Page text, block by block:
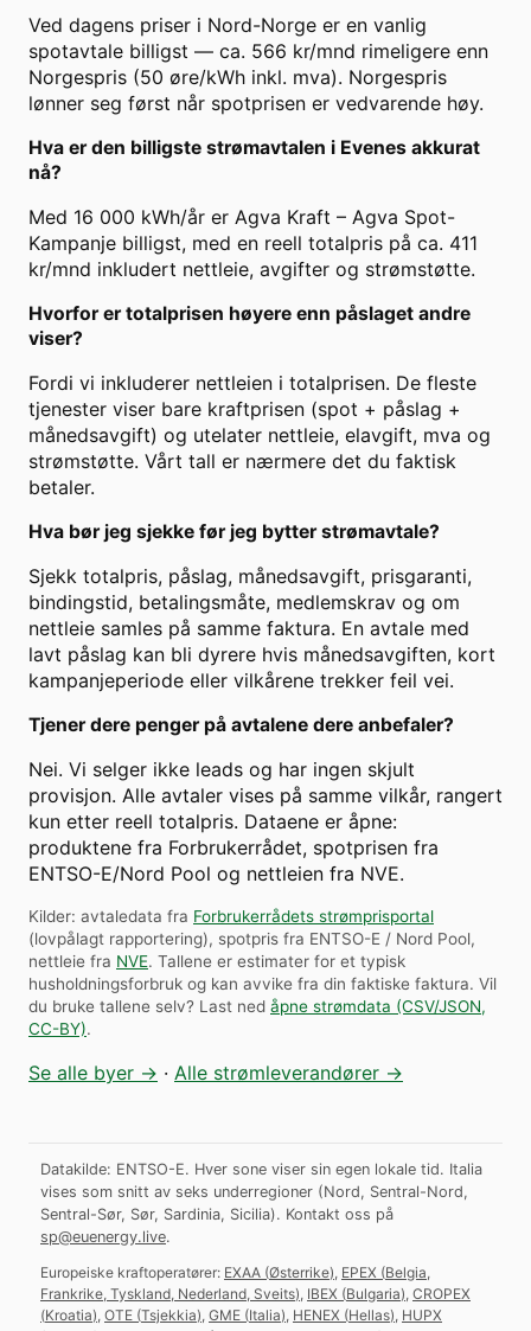
Ved dagens priser i Nord-Norge er en vanlig
spotavtale billigst — ca. 566 kr/mnd rimeligere enn
Norgespris (50 øre/kWh inkl. mva). Norgespris
lønner seg først når spotprisen er vedvarende høy.
Hva er den billigste strømavtalen i Evenes akkurat
nå?
Med 16 000 kWh/år er Agva Kraft – Agva Spot-
Kampanje billigst, med en reell totalpris på ca. 411
kr/mnd inkludert nettleie, avgifter og strømstøtte.
Hvorfor er totalprisen høyere enn påslaget andre
viser?
Fordi vi inkluderer nettleien i totalprisen. De fleste
tjenester viser bare kraftprisen (spot + påslag +
månedsavgift) og utelater nettleie, elavgift, mva og
strømstøtte. Vårt tall er nærmere det du faktisk
betaler.
Hva bør jeg sjekke før jeg bytter strømavtale?
Sjekk totalpris, påslag, månedsavgift, prisgaranti,
bindingstid, betalingsmåte, medlemskrav og om
nettleie samles på samme faktura. En avtale med
lavt påslag kan bli dyrere hvis månedsavgiften, kort
kampanjeperiode eller vilkårene trekker feil vei.
Tjener dere penger på avtalene dere anbefaler?
Nei. Vi selger ikke leads og har ingen skjult
provisjon. Alle avtaler vises på samme vilkår, rangert
kun etter reell totalpris. Dataene er åpne:
produktene fra Forbrukerrådet, spotprisen fra
ENTSO-E/Nord Pool og nettleien fra NVE.
Kilder: avtaledata fra Forbrukerrådets strømprisportal
(lovpålagt rapportering), spotpris fra ENTSO-E / Nord Pool,
nettleie fra NVE. Tallene er estimater for et typisk
husholdningsforbruk og kan avvike fra din faktiske faktura. Vil
du bruke tallene selv? Last ned åpne strømdata (CSV/JSON,
CC-BY).
Se alle byer → · Alle strømleverandører →
Datakilde: ENTSO-E. Hver sone viser sin egen lokale tid. Italia
vises som snitt av seks underregioner (Nord, Sentral-Nord,
Sentral-Sør, Sør, Sardinia, Sicilia). Kontakt oss på
sp@euenergy.live.
Europeiske kraftoperatører: EXAA (Østerrike), EPEX (Belgia,
Frankrike, Tyskland, Nederland, Sveits), IBEX (Bulgaria), CROPEX
(Kroatia), OTE (Tsjekkia), GME (Italia), HENEX (Hellas), HUPX